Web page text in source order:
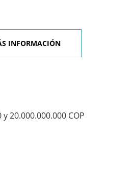
INFORMACIÓN
20.000.000.000 COP